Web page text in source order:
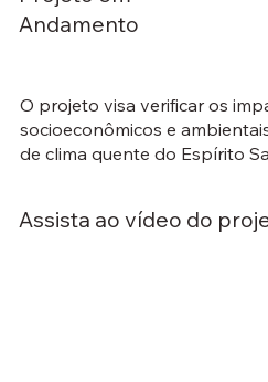
Andamento
O projeto visa verificar os
socioeconômicos e
de clima quente do Espírito
Assista ao vídeo do